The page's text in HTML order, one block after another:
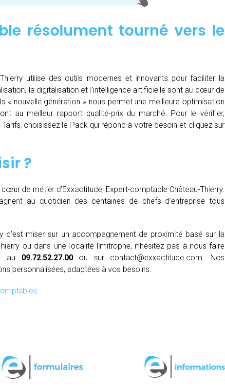
résolument tourné vers le
utilise des outils modernes et innovants pour faciliter la
la digitalisation et l’intelligence artificielle sont au cœur de
« nouvelle génération » nous permet une meilleure optimisation
au meilleur rapport qualité-prix du marché. Pour le vérifier,
Tarifs, choisissez le Pack qui répond à votre besoin et cliquez sur
?
de métier d’Exxactitude, Expert-comptable Château-Thierry.
au quotidien des centaines de chefs d’entreprise tous
c’est miser sur un accompagnement de proximité basé sur la
ou dans une localité limitrophe, n’hésitez pas à nous faire
au 09.72.52.27.00ou sur contact@exxactitude.com. Nos
personnalisées, adaptées à vos besoins.
.